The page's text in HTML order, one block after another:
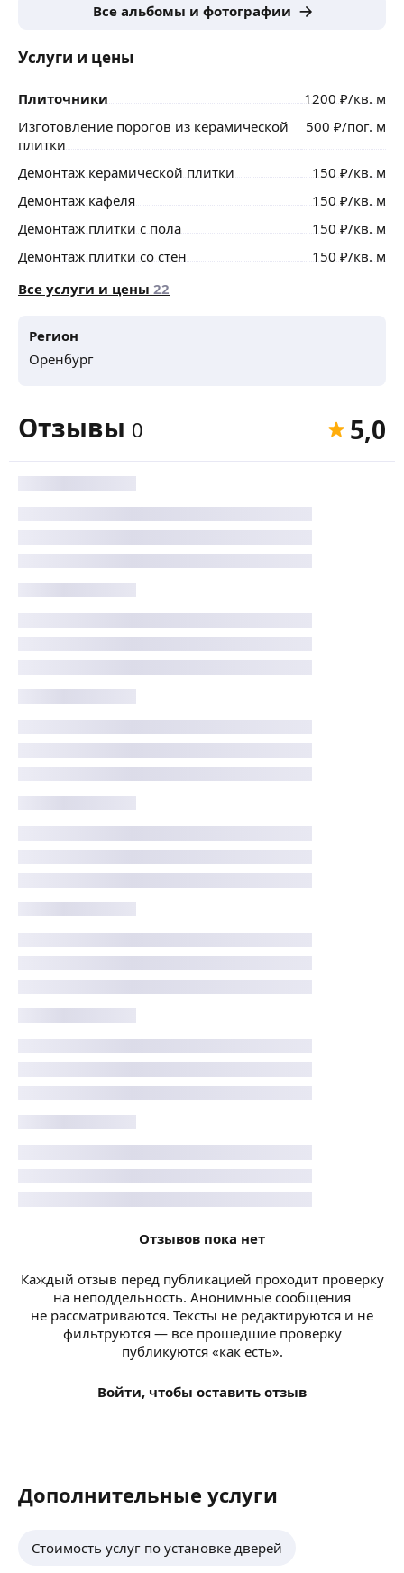
на этапах работы или материалах.
— Делать по быстрее, чтобы быстрее забрать деньги.
сделать хуже заказчику — значит отработать
бесплатно.
Работаю с бригадой. Плиточник, штукатур маляр,
мастер по натяжным потолкам.
Все альбомы и фотографии
Услуги и цены
Плиточники 1200 ₽/кв. м
Изготовление порогов из керамической
плитки
500 ₽/пог. м
Демонтаж керамической плитки 150 ₽/кв. м
Демонтаж кафеля
150 ₽/кв. м
Демонтаж плитки с пола
150 ₽/кв. м
Демонтаж плитки со стен
150 ₽/кв. м
Все услуги и цены 22
Регион
Оренбург
Отзывы 0 5,0
Отзывов пока нет
Каждый отзыв перед публикацией проходит проверку
на неподдельность. Анонимные сообщения
не рассматриваются. Тексты не редактируются и не
фильтруются — все прошедшие проверку
публикуются «как есть».
Войти, чтобы оставить отзыв
Дополнительные услуги
Стоимость услуг по установке дверей